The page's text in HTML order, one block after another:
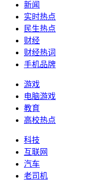
新闻
实时热点
民生热点
财经
财经热词
手机品牌
游戏
电脑游戏
教育
高校热点
科技
互联网
汽车
老司机